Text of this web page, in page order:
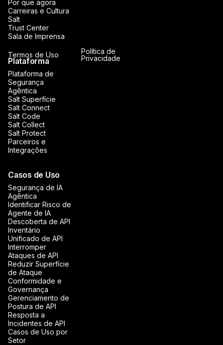
Por que agora
Carreiras e Cultura
Salt
Trust Center
Sala de Imprensa
Plataforma
Plataforma de
Segurança
Agêntica
Salt Superfície
Salt Connect
Salt Code
Salt Collect
Salt Protect
Parceiros e
Integrações
Casos de Uso
Segurança de IA
Agêntica
Identificar Risco de
Agente de IA
Descoberta de API
Inventário
Unificado de API
Interromper
Ataques de API
Reduzir Superfície
de Ataque
Conformidade e
Governança
Gerenciamento de
Postura de API
Resposta a
Incidentes de API
Casos de Uso por
Setor
Termos de Uso
Política de
Privacidade